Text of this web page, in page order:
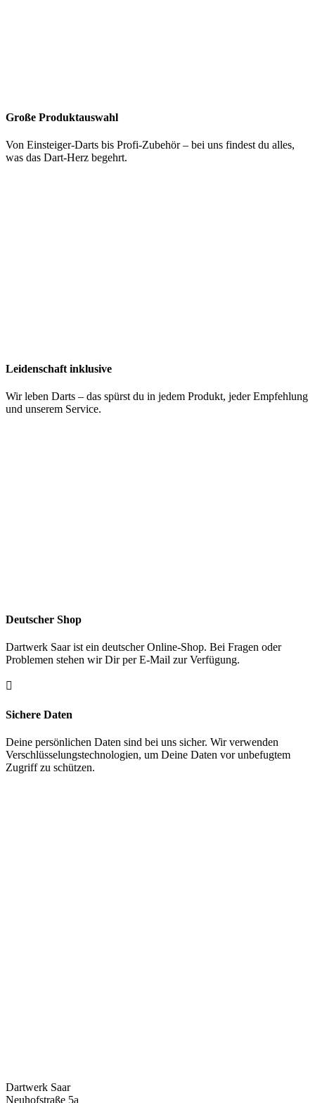
Große Produktauswahl
Von Einsteiger-Darts bis Profi-Zubehör – bei uns findest du alles,
was das Dart-Herz begehrt.
Leidenschaft inklusive
Wir leben Darts – das spürst du in jedem Produkt, jeder Empfehlung
und unserem Service.
Deutscher Shop
Dartwerk Saar ist ein deutscher Online-Shop. Bei Fragen oder
Problemen stehen wir Dir per E-Mail zur Verfügung.

Sichere Daten
Deine persönlichen Daten sind bei uns sicher. Wir verwenden
Verschlüsselungstechnologien, um Deine Daten vor unbefugtem
Zugriff zu schützen.
Dartwerk Saar
Neuhofstraße 5a